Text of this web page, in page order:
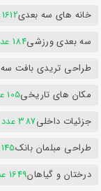
خانه های سه بعدی1612 عدد
سه بعدی ورزشی184 عدد
طراحی تریدی بافت
مکان های تاریخی105 عدد
جزئیات داخلی387 عدد
طراحی مبلمان بانک145 عدد
درختان و گیاهان1649 عدد